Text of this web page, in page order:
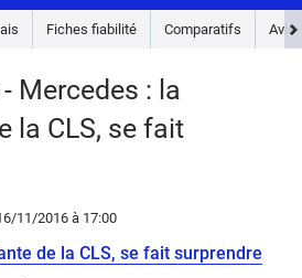
Fiches fiabilité Comparatifs Avis
Mercedes : la
la CLS, se fait
11/2016 à 17:00
de la CLS, se fait surprendre